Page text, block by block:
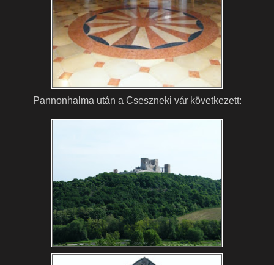
Pannonhalma után a Cseszneki vár következett: